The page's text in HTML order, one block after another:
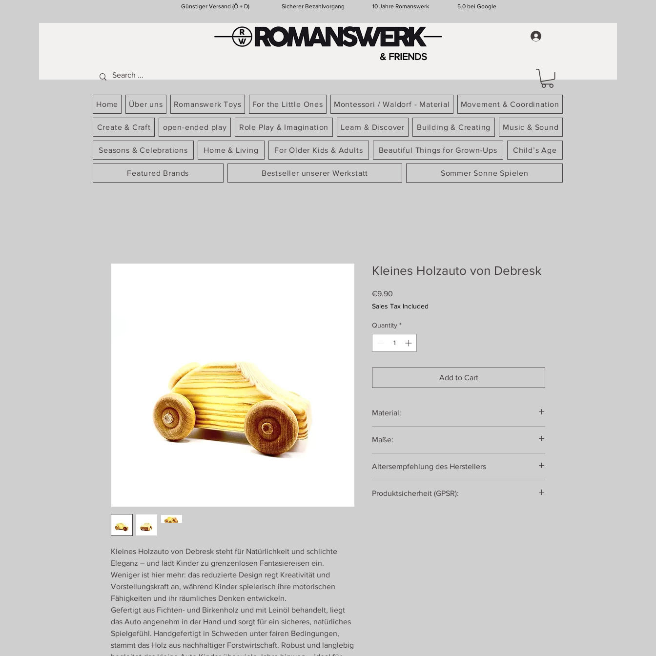
Günstiger Versand (Ö + D) Sicherer Bezahlvorgang 10 Jahre Romanswerk 5.0 bei Google
& FRIENDS
Home Über uns Romanswerk Toys For the Little Ones Montessori / Waldorf - Material Movement & Coordination
Create & Craft open-ended play Role Play & Imagination Learn & Discover Building & Creating Music & Sound
Seasons & Celebrations Home & Living For Older Kids & Adults Beautiful Things for Grown-Ups Child’s Age
Featured Brands Bestseller unserer Werkstatt Sommer Sonne Spielen
Kleines Holzauto von Debresk steht für Natürlichkeit und schlichte
Eleganz – und lädt Kinder zu grenzenlosen Fantasiereisen ein.
Weniger ist hier mehr: das reduzierte Design regt Kreativität und
Vorstellungskraft an, während Kinder spielerisch ihre motorischen
Fähigkeiten und ihr räumliches Denken entwickeln.
Gefertigt aus Fichten- und Birkenholz und mit Leinöl behandelt, liegt
das Auto angenehm in der Hand und sorgt für ein sicheres, natürliches
Spielgefühl. Handgefertigt in Schweden unter fairen Bedingungen,
stammt das Holz aus nachhaltiger Forstwirtschaft. Robust und langlebig
Kleines Holzauto von Debresk
€9.90
Sales Tax Included
Quantity *
Add to Cart
Material:
Maße:
Höhe: 5 cm
Breite: 4 cm
Altersempfehlung des Herstellers
Produktsicherheit (GPSR):